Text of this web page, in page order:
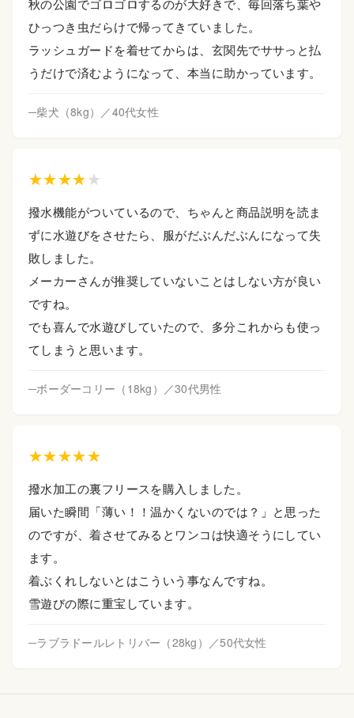
秋の公園でゴロゴロするのが大好きで、毎回落ち葉や
ひっつき虫だらけで帰ってきていました。
ラッシュガードを着せてからは、玄関先でササっと払
うだけで済むようになって、本当に助かっています。
─柴犬（8kg）／40代女性
★★★★★
撥水機能がついているので、ちゃんと商品説明を読ま
ずに水遊びをさせたら、服がだぶんだぶんになって失
敗しました。
メーカーさんが推奨していないことはしない方が良い
ですね。
でも喜んで水遊びしていたので、多分これからも使っ
てしまうと思います。
─ボーダーコリー（18kg）／30代男性
★★★★★
撥水加工の裏フリースを購入しました。
届いた瞬間「薄い！！温かくないのでは？」と思った
のですが、着させてみるとワンコは快適そうにしてい
ます。
着ぶくれしないとはこういう事なんですね。
雪遊びの際に重宝しています。
─ラブラドールレトリバー（28kg）／50代女性